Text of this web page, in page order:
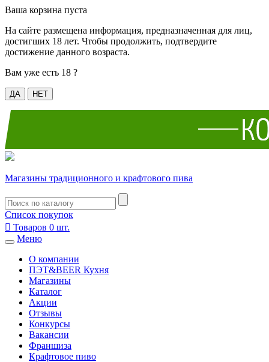
Ваша корзина пуста
На сайте размещена информация, предназначенная для лиц,
достигших 18 лет. Чтобы продолжить, подтвердите
достижение данного возраста.
Вам уже есть 18 ?
ДА НЕТ
Магазины традиционного и крафтового пива
Список покупок
 Товаров 0 шт.
Меню
О компании
ПЭТ&BEER Кухня
Магазины
Каталог
Акции
Отзывы
Конкурсы
Вакансии
Франшиза
Крафтовое пиво